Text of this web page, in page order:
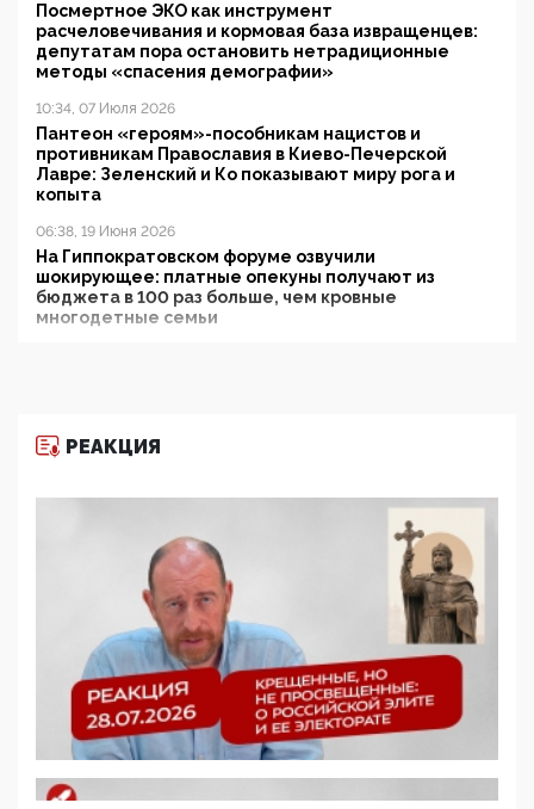
Посмертное ЭКО как инструмент
расчеловечивания и кормовая база извращенцев:
депутатам пора остановить нетрадиционные
методы «спасения демографии»
10:34, 07 Июля 2026
Пантеон «героям»-пособникам нацистов и
противникам Православия в Киево-Печерской
Лавре: Зеленский и Ко показывают миру рога и
копыта
06:38, 19 Июня 2026
На Гиппократовском форуме озвучили
шокирующее: платные опекуны получают из
бюджета в 100 раз больше, чем кровные
многодетные семьи
11:53, 09 Июня 2026
деятельность ИИТО ЮНЕСКО в России, но
цифроглобалисты продолжают определять
повестку в образовании
09:43, 01 Июня 2026
5G за счет здоровья граждан: Минцифры намерено
отобрать у регионов и муниципалитетов право
защищать жилые дома и социальные объекты от
05:58, 26 Мая 2026
Роскомнадзор освободили от борца с
деструктивным и опасным контентом
07:39, 25 Мая 2026
РЕАКЦИЯ